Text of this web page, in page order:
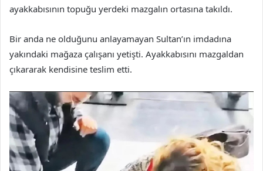
ayakkabısının topuğu yerdeki mazgalın ortasına takıldı.
Bir anda ne olduğunu anlayamayan Sultan’ın imdadına
yakındaki mağaza çalışanı yetişti. Ayakkabısını mazgaldan
çıkararak kendisine teslim etti.